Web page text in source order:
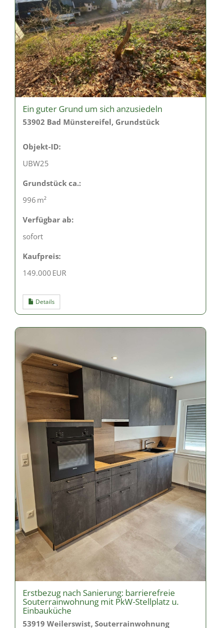
Ein guter Grund um sich anzusiedeln
53902 Bad Münstereifel, Grundstück
Objekt-ID:
UBW25
Grund­stück ca.:
996 m²
Verfügbar ab:
sofort
Kaufpreis:
149.000 EUR
Details
Erstbezug nach Sanierung: barrierefreie
Souterrainwohnung mit PkW-Stellplatz u.
Einbauküche
53919 Weilerswist, Souterrainwohnung